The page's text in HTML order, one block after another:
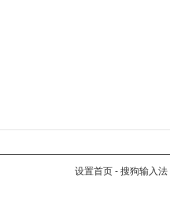
设置首页 - 搜狗输入法